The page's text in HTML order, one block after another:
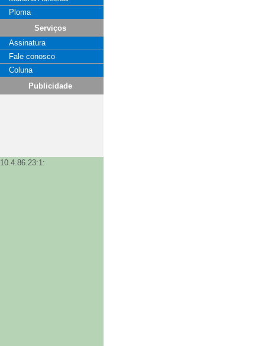
Ploma
Serviços
Assinatura
Fale conosco
Coluna
Publicidade
10.4.86.23:1: